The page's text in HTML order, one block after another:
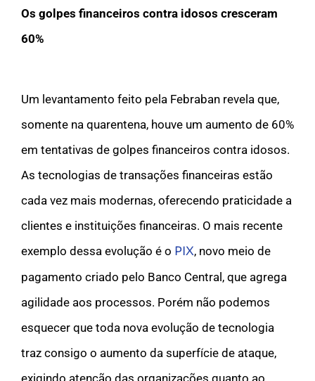
Os golpes financeiros contra idosos cresceram
60%
Um levantamento feito pela Febraban revela que,
somente na quarentena, houve um aumento de 60%
em tentativas de golpes financeiros contra idosos.
As tecnologias de transações financeiras estão
cada vez mais modernas, oferecendo praticidade a
clientes e instituições financeiras. O mais recente
exemplo dessa evolução é o PIX, novo meio de
pagamento criado pelo Banco Central, que agrega
agilidade aos processos. Porém não podemos
esquecer que toda nova evolução de tecnologia
traz consigo o aumento da superfície de ataque,
exigindo atenção das organizações quanto ao